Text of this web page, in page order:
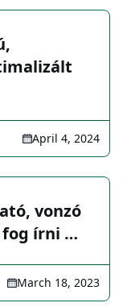
April 4, 2024
vonzó
írni …
March 18, 2023